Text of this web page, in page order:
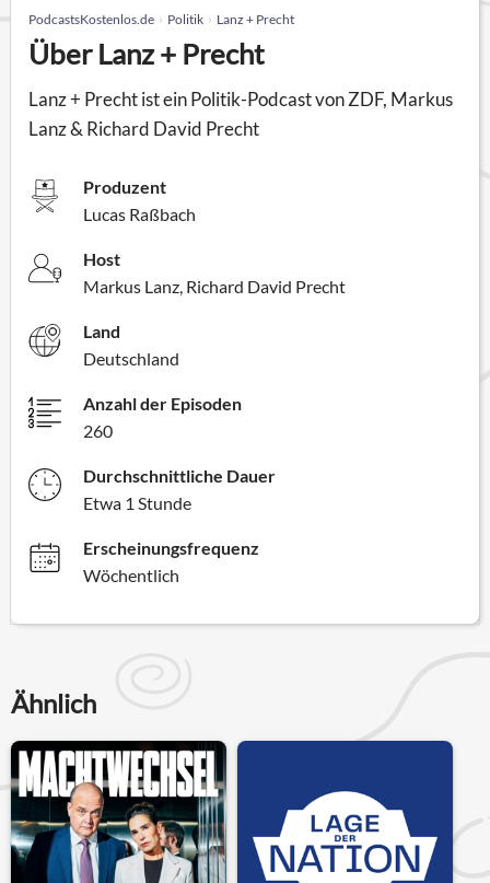
PodcastsKostenlos.de Politik Lanz + Precht
Über Lanz + Precht
Lanz + Precht ist ein Politik-Podcast von ZDF, Markus
Lanz & Richard David Precht
Produzent
Lucas Raßbach
Host
Markus Lanz, Richard David Precht
Land
Deutschland
Anzahl der Episoden
260
Durchschnittliche Dauer
Etwa 1 Stunde
Erscheinungsfrequenz
Wöchentlich
Ähnlich